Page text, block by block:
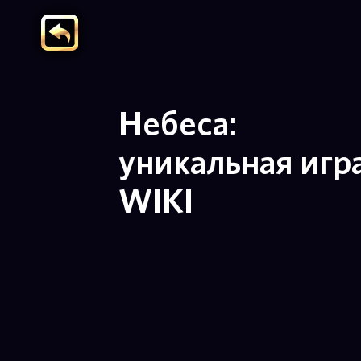
Небеса:
уникальная
WIKI